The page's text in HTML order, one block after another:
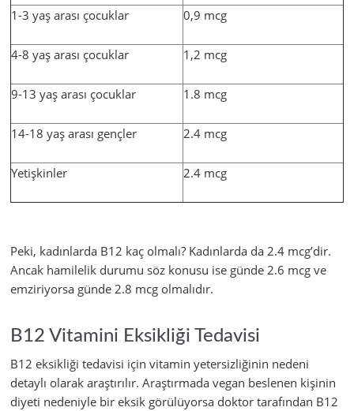
1-3 yaş arası çocuklar 0,9 mcg
4-8 yaş arası çocuklar 1,2 mcg
9-13 yaş arası çocuklar 1.8 mcg
14-18 yaş arası gençler 2.4 mcg
Yetişkinler 2.4 mcg
Peki, kadınlarda B12 kaç olmalı? Kadınlarda da 2.4 mcg’dir.
Ancak hamilelik durumu söz konusu ise günde 2.6 mcg ve
emziriyorsa günde 2.8 mcg olmalıdır.
B12 Vitamini Eksikliği Tedavisi
B12 eksikliği tedavisi için vitamin yetersizliğinin nedeni
detaylı olarak araştırılır. Araştırmada vegan beslenen kişinin
diyeti nedeniyle bir eksik görülüyorsa doktor tarafından B12